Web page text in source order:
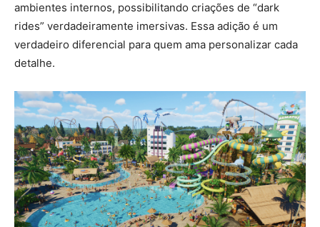
ambientes internos, possibilitando criações de “dark
rides” verdadeiramente imersivas. Essa adição é um
verdadeiro diferencial para quem ama personalizar cada
detalhe.